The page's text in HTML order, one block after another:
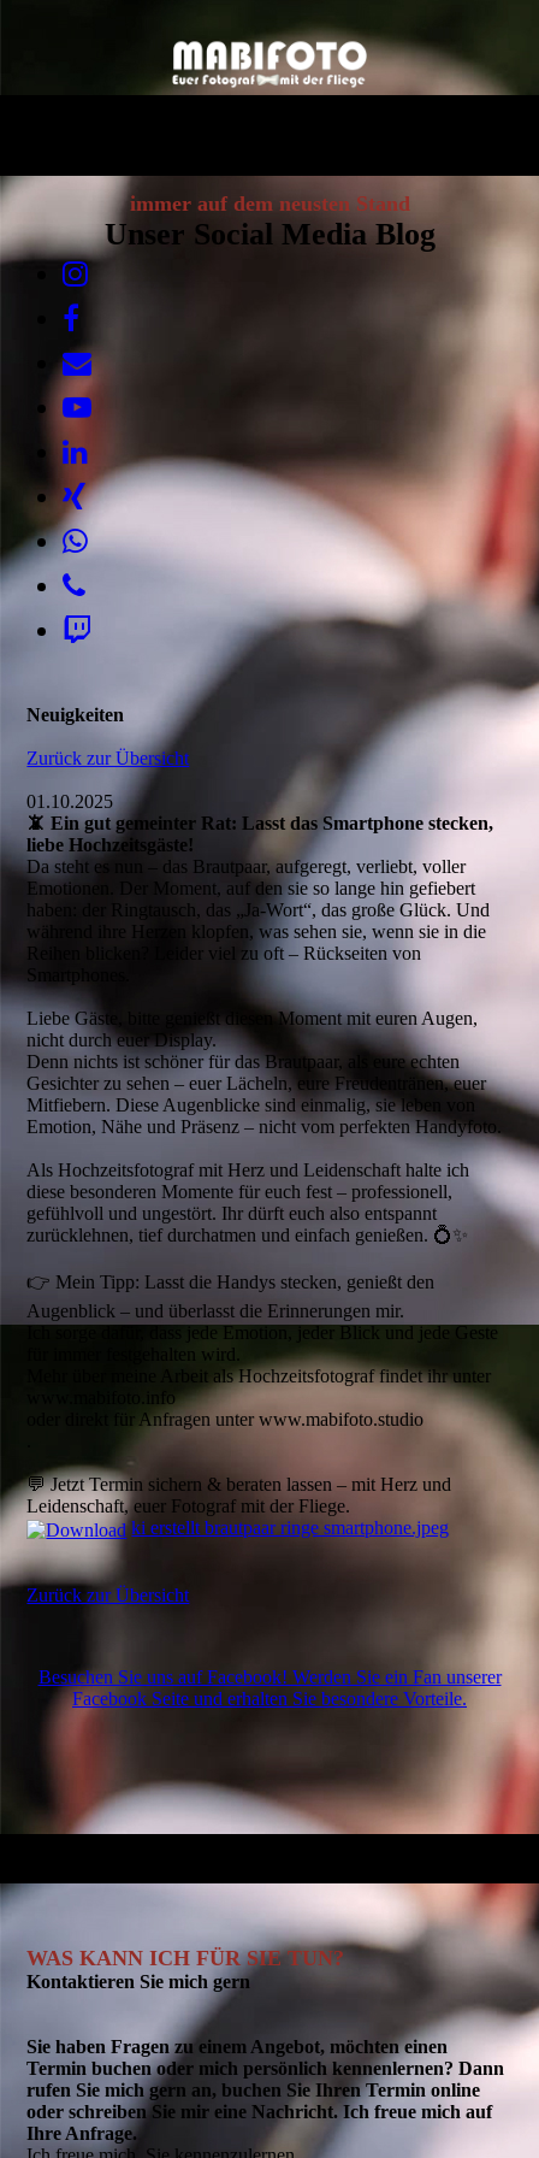
immer auf dem neusten Stand
Unser Social Media Blog
Neuigkeiten
Zurück zur Übersicht
01.10.2025
📵 Ein gut gemeinter Rat: Lasst das Smartphone stecken,
liebe Hochzeitsgäste!
Da steht es nun – das Brautpaar, aufgeregt, verliebt, voller
Emotionen. Der Moment, auf den sie so lange hin gefiebert
haben: der Ringtausch, das „Ja-Wort“, das große Glück. Und
während ihre Herzen klopfen, was sehen sie, wenn sie in die
Reihen blicken? Leider viel zu oft – Rückseiten von
Smartphones.
Liebe Gäste, bitte genießt diesen Moment mit euren Augen,
nicht durch euer Display.
Denn nichts ist schöner für das Brautpaar, als eure echten
Gesichter zu sehen – euer Lächeln, eure Freudentränen, euer
Mitfiebern. Diese Augenblicke sind einmalig, sie leben von
Emotion, Nähe und Präsenz – nicht vom perfekten Handyfoto.
Als Hochzeitsfotograf mit Herz und Leidenschaft halte ich
diese besonderen Momente für euch fest – professionell,
gefühlvoll und ungestört. Ihr dürft euch also entspannt
zurücklehnen, tief durchatmen und einfach genießen. 💍✨
👉 Mein Tipp: Lasst die Handys stecken, genießt den
Augenblick – und überlasst die Erinnerungen mir.
Ich sorge dafür, dass jede Emotion, jeder Blick und jede Geste
für immer festgehalten wird.
Mehr über meine Arbeit als Hochzeitsfotograf findet ihr unter
www.mabifoto.info
oder direkt für Anfragen unter www.mabifoto.studio
💬 Jetzt Termin sichern & beraten lassen – mit Herz und
Leidenschaft, euer Fotograf mit der Fliege.
ki erstellt brautpaar ringe smartphone.jpeg
Zurück zur Übersicht
Besuchen Sie uns auf Facebook! Werden Sie ein Fan unserer
Facebook Seite und erhalten Sie besondere Vorteile.
WAS KANN ICH FÜR SIE TUN?
Kontaktieren Sie mich gern
Sie haben Fragen zu einem Angebot, möchten einen
Termin buchen oder mich persönlich kennenlernen? Dann
rufen Sie mich gern an, buchen Sie Ihren Termin online
oder schreiben Sie mir eine Nachricht. Ich freue mich auf
Ihre Anfrage.